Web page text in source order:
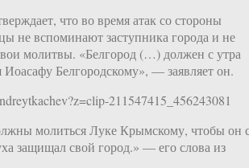
что во время атак со стороны
не вспоминают заступника города и не
молитвы. «Белгород (…) должен с утра
Иоасафу Белгородскому», — заявляет он.
211547415_456243081
молиться Луке Крымскому, чтобы он
защищал свой город.» — его слова из